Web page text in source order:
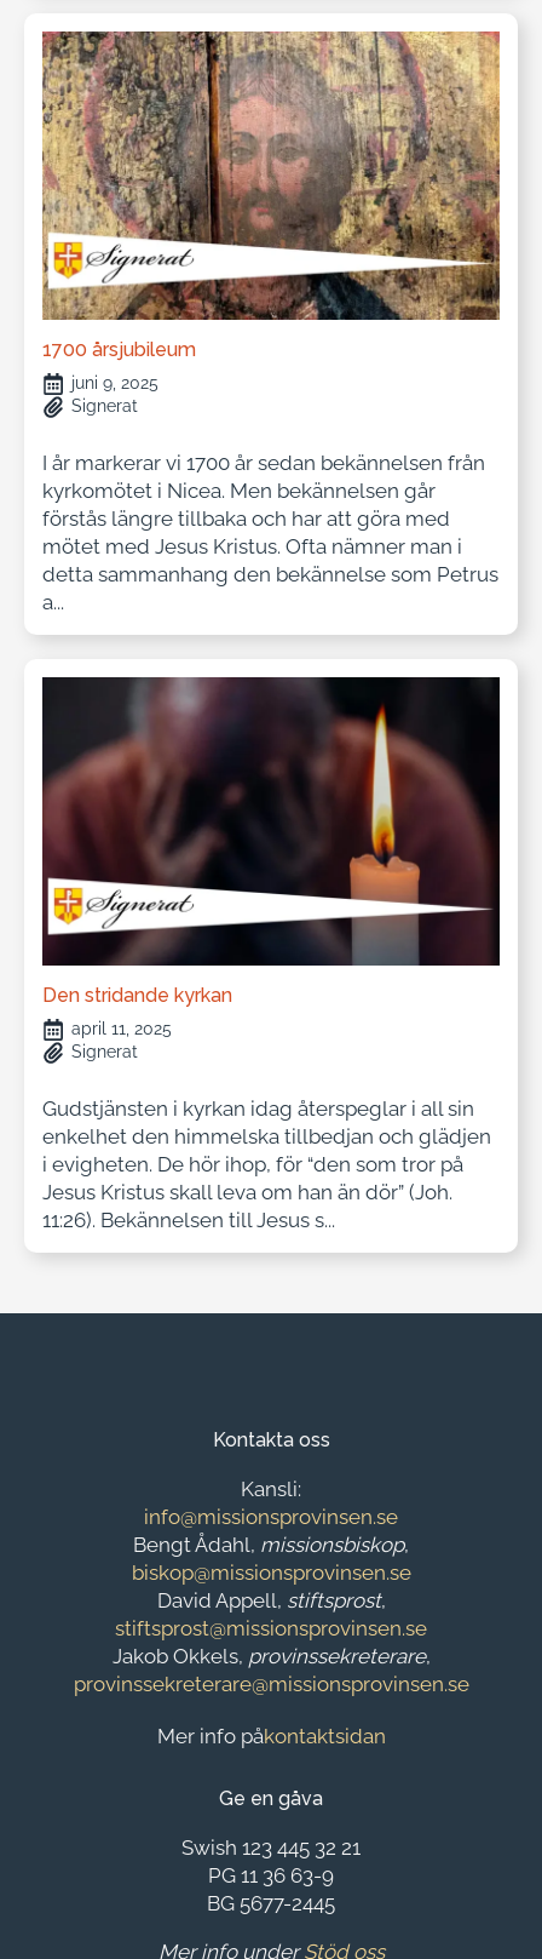
1700 årsjubileum
juni 9, 2025
Signerat
I år markerar vi 1700 år sedan bekännelsen från
kyrkomötet i Nicea. Men bekännelsen går
förstås längre tillbaka och har att göra med
mötet med Jesus Kristus. Ofta nämner man i
detta sammanhang den bekännelse som Petrus
a...
Den stridande kyrkan
april 11, 2025
Signerat
Gudstjänsten i kyrkan idag återspeglar i all sin
enkelhet den himmelska tillbedjan och glädjen
i evigheten. De hör ihop, för “den som tror på
Jesus Kristus skall leva om han än dör” (Joh.
11:26). Bekännelsen till Jesus s...
Kontakta oss
Kansli:
info@missionsprovinsen.se
Bengt Ådahl, missionsbiskop,
biskop@missionsprovinsen.se
David Appell, stiftsprost,
stiftsprost@missionsprovinsen.se
Jakob Okkels, provinssekreterare,
provinssekreterare@missionsprovinsen.se
Mer info påkontaktsidan
Ge en gåva
Swish 123 445 32 21
PG 11 36 63-9
BG 5677-2445
Mer info underStöd oss